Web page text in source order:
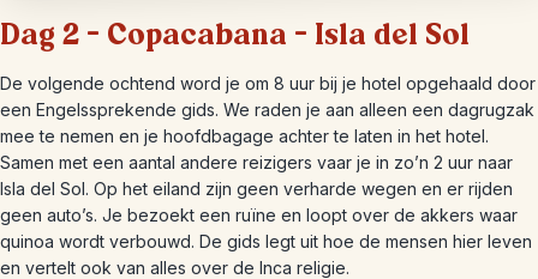
Dag 2 – Copacabana – Isla del Sol
De volgende ochtend word je om 8 uur bij je hotel opgehaald door
een Engelssprekende gids. We raden je aan alleen een dagrugzak
mee te nemen en je hoofdbagage achter te laten in het hotel.
Samen met een aantal andere reizigers vaar je in zo’n 2 uur naar
Isla del Sol. Op het eiland zijn geen verharde wegen en er rijden
geen auto’s. Je bezoekt een ruïne en loopt over de akkers waar
quinoa wordt verbouwd. De gids legt uit hoe de mensen hier leven
en vertelt ook van alles over de Inca religie.